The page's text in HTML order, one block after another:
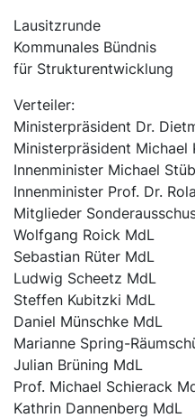
Lausitzrunde
Kommunales Bündnis
für Strukturentwicklung
Verteiler:
Ministerpräsident Dr.
Ministerpräsident Michael
Innenminister Michael
Innenminister Prof. Dr.
Mitglieder
Wolfgang Roick MdL
Sebastian Rüter MdL
Ludwig Scheetz MdL
Steffen Kubitzki MdL
Daniel Münschke MdL
Marianne Spring-
Julian Brüning MdL
Prof. Michael Schierack
Kathrin Dannenberg MdL